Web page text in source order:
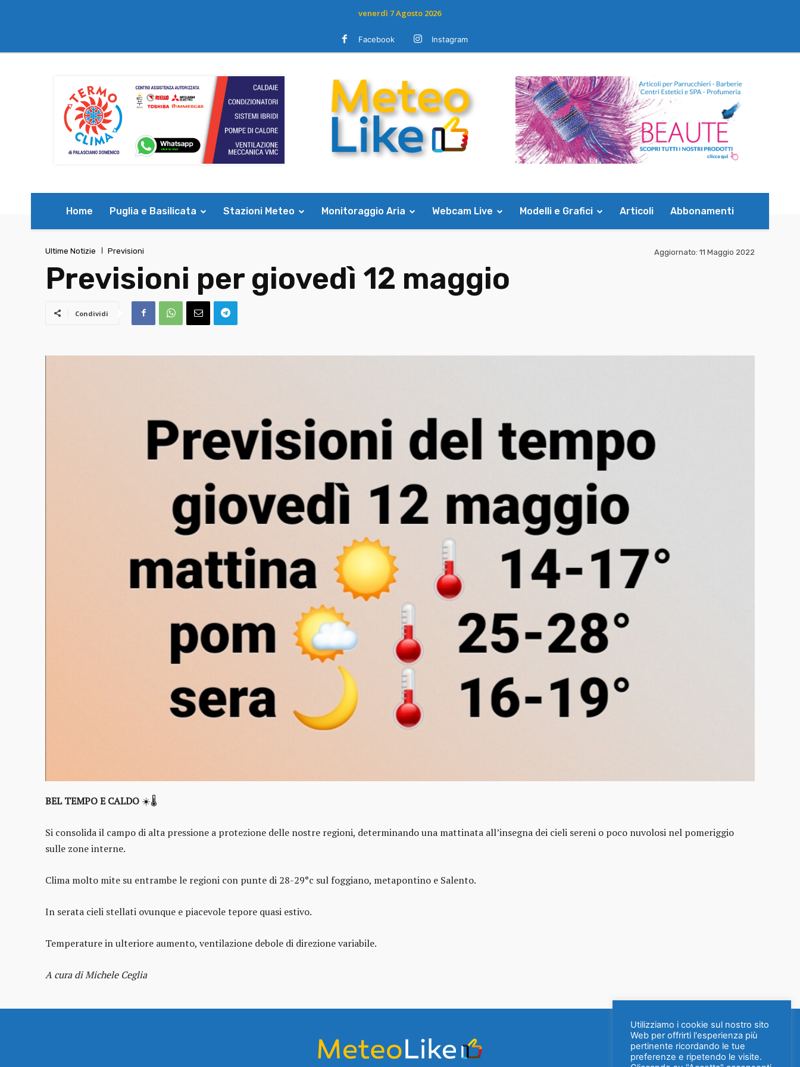
venerdì 7 Agosto 2026
Facebook Instagram
Home Puglia e Basilicata Stazioni Meteo Monitoraggio Aria Webcam Live Modelli e Grafici Articoli Abbonamenti
Ultime Notizie Previsioni Aggiornato: 11 Maggio 2022
Previsioni per giovedì 12 maggio
Condividi
BEL TEMPO E CALDO ☀️🌡️
Si consolida il campo di alta pressione a protezione delle nostre regioni, determinando una mattinata all’insegna dei cieli sereni o poco nuvolosi nel pomeriggio
sulle zone interne.
Clima molto mite su entrambe le regioni con punte di 28-29°c sul foggiano, metapontino e Salento.
In serata cieli stellati ovunque e piacevole tepore quasi estivo.
Temperature in ulteriore aumento, ventilazione debole di direzione variabile.
A cura di Michele Ceglia
Utilizziamo i cookie sul nostro sito
Web per offrirti l'esperienza più
pertinente ricordando le tue
preferenze e ripetendo le visite.